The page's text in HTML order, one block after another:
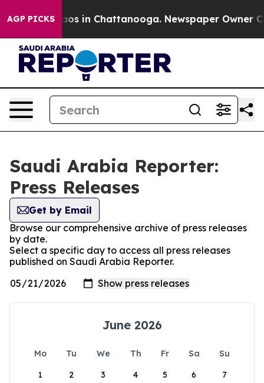
AGP PICKSChaos in Chattanooga. Newspaper Owner
Saudi Arabia Reporter:
Press Releases
Get by Email
Browse our comprehensive archive of press releases
by date.
Select a specific day to access all press releases
published on Saudi Arabia Reporter.
June 2026
Mo Tu We Th Fr Sa
Su
1
2 3 4 5 6 7